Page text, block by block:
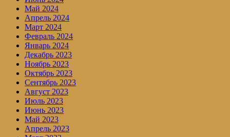
Май 2024
Апрель 2024
Март 2024
Февраль 2024
Январь 2024
Декабрь 2023
Ноябрь 2023
Октябрь 2023
Сентябрь 2023
Август 2023
Июль 2023
Июнь 2023
Май 2023
Апрель 2023